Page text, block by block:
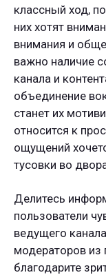
классный ход,
них хотят
внимания и
важно наличие
канала и
объединение
станет их
относится к
ощущений
тусовки во
Делитесь
пользователи
ведущего
модераторов из
благодарите